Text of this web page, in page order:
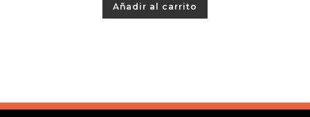
Añadir al carrito